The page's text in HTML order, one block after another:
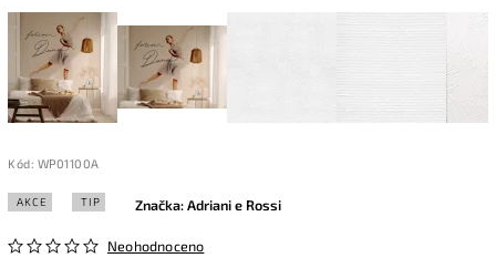
Kód: WP01100A
AKCE TIP
Neohodnoceno
Značka:Adriani e Rossi